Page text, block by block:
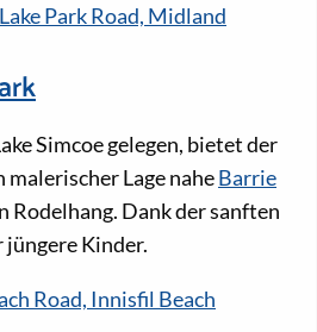
Park Road, Midland
Simcoe gelegen, bietet der
Lage naheBarrie
Rodelhang. Dank der sanften
jüngere Kinder.
Road, Innisfil Beach